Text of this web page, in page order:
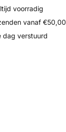
voorradig
vanaf €50,00
dag verstuurd